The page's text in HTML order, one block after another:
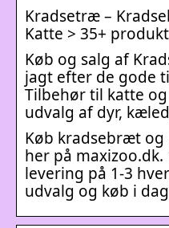
Kradsetræ –
Katte > 35+
Køb og salg af
jagt efter de gode
Tilbehør til katte og
udvalg af dyr,
Køb kradsebræt
her på
levering på 1-3
udvalg og køb i